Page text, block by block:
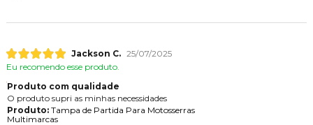
Jackson C. 25/07/2025
Eu recomendo esse produto.
Produto com qualidade
O produto supri as minhas necessidades
Produto:Tampa de Partida Para Motosserras
Multimarcas